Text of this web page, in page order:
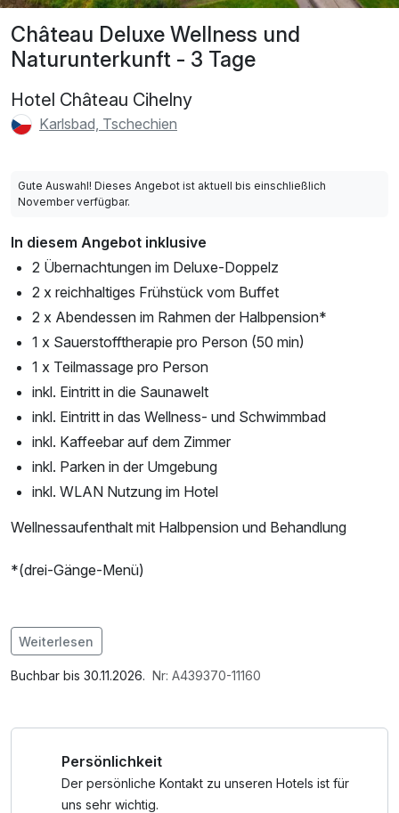
Château Deluxe Wellness und
Naturunterkunft - 3 Tage
Hotel Château Cihelny
Karlsbad, Tschechien
Gute Auswahl! Dieses Angebot ist aktuell bis einschließlich
November verfügbar.
In diesem Angebot inklusive
2 Übernachtungen im Deluxe-Doppelz
2 x reichhaltiges Frühstück vom Buffet
2 x Abendessen im Rahmen der Halbpension*
1 x Sauerstofftherapie pro Person (50 min)
1 x Teilmassage pro Person
inkl. Eintritt in die Saunawelt
inkl. Eintritt in das Wellness- und Schwimmbad
inkl. Kaffeebar auf dem Zimmer
inkl. Parken in der Umgebung
inkl. WLAN Nutzung im Hotel
Wellnessaufenthalt mit Halbpension und Behandlung
*(drei-Gänge-Menü)
Im Angebot enthalten
1 Flasche Mineralwasser, Saunabenutzung, Saunatuch,
im Zimmer, ganztägige Nutzung Wellnessbereich nach
check out, Badetasche mit Bademantel und -tücher
Weiterlesen
Buchbar bis 30.11.2026. Nr: A439370-11160
Persönlichkeit
Der persönliche Kontakt zu unseren Hotels ist für
uns sehr wichtig.